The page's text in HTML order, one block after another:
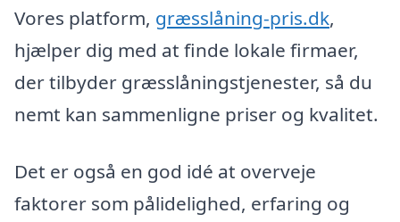
Vores platform, græsslåning-pris.dk,
hjælper dig med at finde lokale firmaer,
der tilbyder græsslåningstjenester, så du
nemt kan sammenligne priser og kvalitet.
Det er også en god idé at overveje
faktorer som pålidelighed, erfaring og